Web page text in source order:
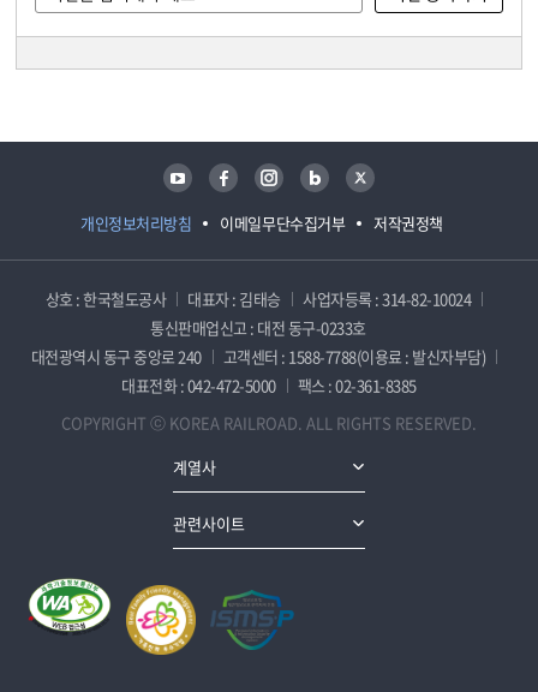
개인정보처리방침 이메일무단수집거부 저작권정책
유튜브 페이스북 인스타그램 블로그 트위터
상호 : 한국철도공사 대표자 : 김태승
사업자등록 : 314-82-10024
통신판매업신고 : 대전 동구-0233호
대전광역시 동구 중앙로 240
고객센터 : 1588-7788(이용료 : 발신자부담)
대표전화 : 042-472-5000
팩스 : 02-361-8385
COPYRIGHT ⓒ KOREA RAILROAD. ALL RIGHTS RESERVED.
계열사
관련사이트